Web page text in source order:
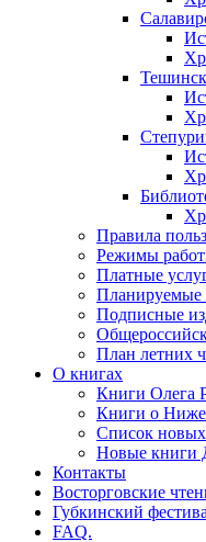
Правила
Режимы
Платные
Планируемые
Подписные
План летних
О книгах
Книги Олега
Книги о
Список
Новые книги
Контакты
Восторговские
Губкинский
FAQ.